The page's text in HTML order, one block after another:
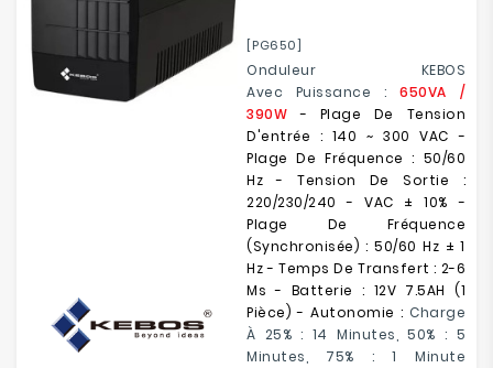
[PG650]
Onduleur KEBOS
Avec Puissance :650VA /
390W- Plage De Tension
D'entrée : 140 ~ 300 VAC -
Plage De Fréquence : 50/60
Hz - Tension De Sortie :
220/230/240 - VAC ± 10% -
Plage De Fréquence
(synchronisée) : 50/60 Hz ± 1
Hz - Temps De Transfert : 2-6
Ms - Batterie : 12V 7.5AH (1
Pièce) - Autonomie : Charge
À 25% : 14 Minutes, 50% : 5
Minutes, 75% : 1 Minute